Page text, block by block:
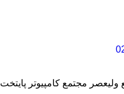
ولیعصر مجتمع کامپیوتر پایتخت